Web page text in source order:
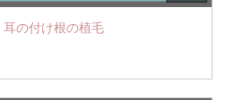
の付け根の植毛